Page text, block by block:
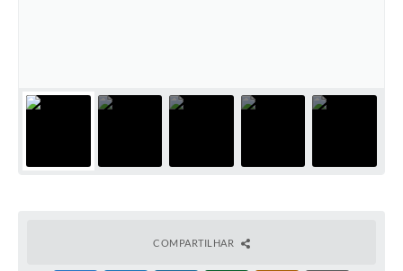
Junta Militar
COMPARTILHAR